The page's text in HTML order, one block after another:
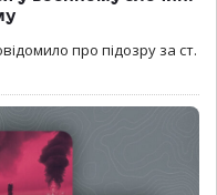
про підозру за ст.